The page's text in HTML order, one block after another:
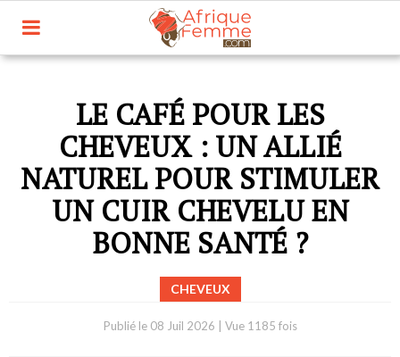
LE CAFÉ POUR LES
CHEVEUX : UN ALLIÉ
NATUREL POUR STIMULER
UN CUIR CHEVELU EN
BONNE SANTÉ ?
CHEVEUX
Publié le 08 Juil 2026 Vue 1185 fois